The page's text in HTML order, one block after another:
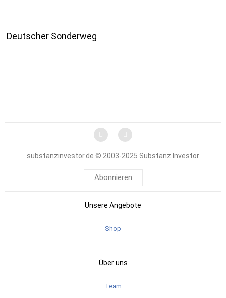
Deutscher Sonderweg
substanzinvestor.de © 2003-2025 Substanz Investor
Abonnieren
Unsere Angebote
Shop
Über uns
Team